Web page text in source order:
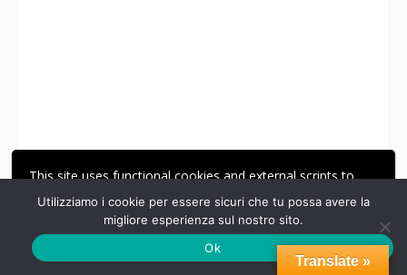
This site uses functional cookies and external scripts to
improve your experience.
LE MIE IMPOSTAZIONI
ACCETTA
Translate »
Utilizziamo i cookie per essere sicuri che tu possa avere la
migliore esperienza sul nostro sito.
Ok